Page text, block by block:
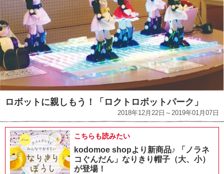
ロボットに親しもう！「ロクトロボットパーク」
2018年12月22日～2019年01月07日
こちらも読みたい
kodomoe shopより新商品♪ 「ノラネ
コぐんだん」なりきり帽子（大、小）
が登場！